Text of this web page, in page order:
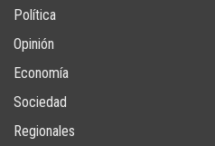
Política
Opinión
Economía
Sociedad
Regionales